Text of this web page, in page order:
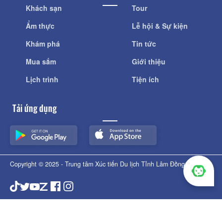
Khách sạn
Ẩm thực
Khám phá
Mua sắm
Lịch trình
Tour
Lễ hội & Sự kiện
Tin tức
Giới thiệu
Tiện ích
Tải ứng dụng
Copyright © 2025 - Trung tâm Xúc tiến Du lịch Tỉnh Lâm Đồng